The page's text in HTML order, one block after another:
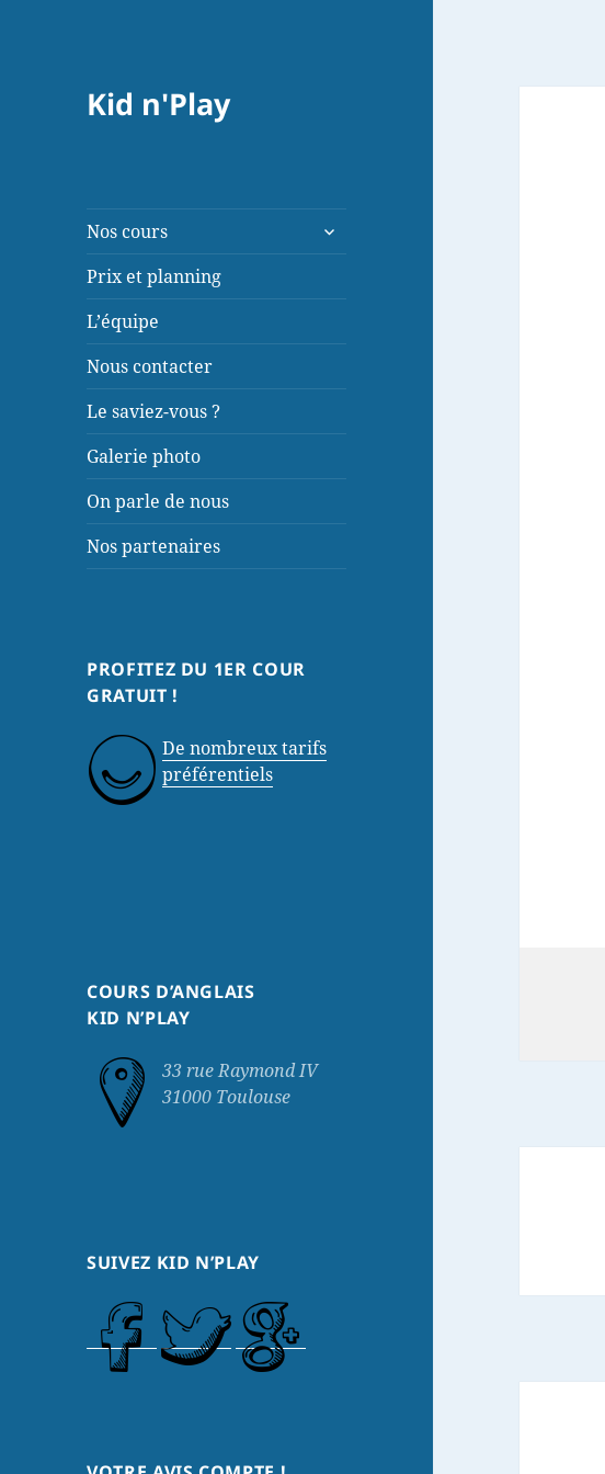
Kid n'Play
Nos cours
ouvrir
le
menu
Prix et planning
L’équipe
Nous contacter
Le saviez-vous ?
Galerie photo
On parle de nous
Nos partenaires
PROFITEZ DU 1ER COUR
GRATUIT !
De nombreux tarifs
préférentiels
COURS D’ANGLAIS
KID N’PLAY
33 rue Raymond IV
31000 Toulouse
SUIVEZ KID N’PLAY